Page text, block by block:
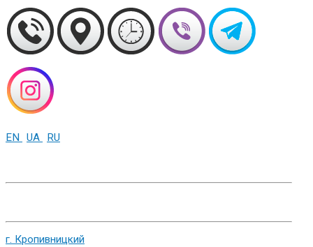
EN UA RU
г. Кропивницкий